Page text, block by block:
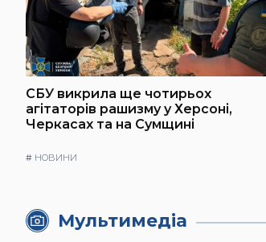
СБУ викрила ще чотирьох
агітаторів рашизму у Херсоні,
Черкасах та на Сумщині
# НОВИНИ
Мультимедіа